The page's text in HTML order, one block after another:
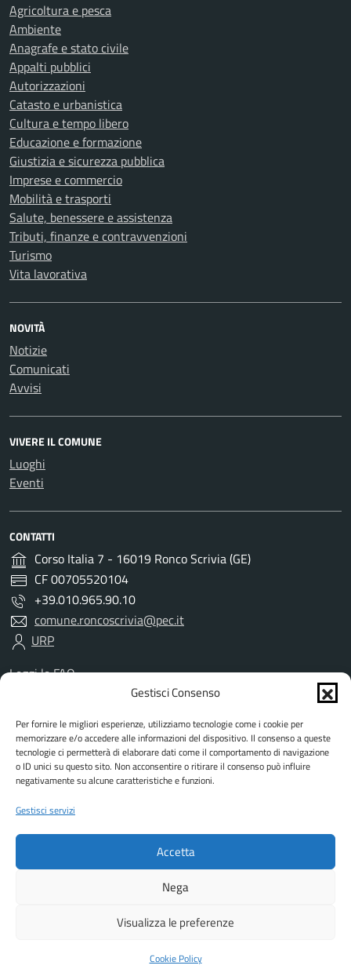
Gestisci Consenso
Per fornire le migliori esperienze, utilizziamo tecnologie come i cookie per
memorizzare e/o accedere alle informazioni del dispositivo. Il consenso a queste
tecnologie ci permetterà di elaborare dati come il comportamento di navigazione
o ID unici su questo sito. Non acconsentire o ritirare il consenso può influire
negativamente su alcune caratteristiche e funzioni.
Gestisci servizi
Accetta
Nega
Visualizza le preferenze
Cookie Policy
Agricoltura e pesca
Ambiente
Anagrafe e stato civile
Appalti pubblici
Autorizzazioni
Catasto e urbanistica
Cultura e tempo libero
Educazione e formazione
Giustizia e sicurezza pubblica
Imprese e commercio
Mobilità e trasporti
Salute, benessere e assistenza
Tributi, finanze e contravvenzioni
Turismo
Vita lavorativa
NOVITÀ
Notizie
Comunicati
Avvisi
VIVERE IL COMUNE
Luoghi
Eventi
CONTATTI
Corso Italia 7 - 16019 Ronco Scrivia (GE)
CF 00705520104
+39.010.965.90.10
comune.roncoscrivia@pec.it
URP
Leggi le FAQ
Prenotazione appuntamento
Richiesta assistenza
Amministrazione trasparente
Albo Pretorio
Informativa privacy
Informativa cookies
Dati DPO
Note legali
In collaborazione con